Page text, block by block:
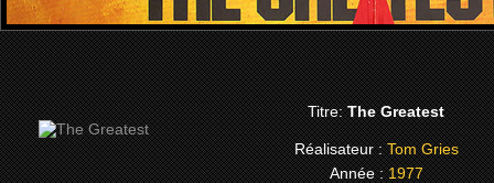
Titre:The Greatest
Réalisateur :Tom Gries
Année :1977